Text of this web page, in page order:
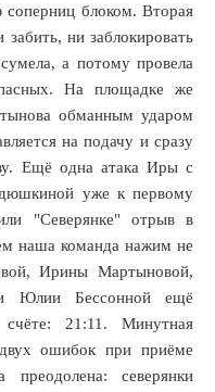
блоком. Вторая
ни заблокировать
а потому провела
На площадке же
обманным ударом
на подачу и сразу
Ещё одна атака Иры с
уже к первому
"Северянке" отрыв в
наша команда нажим не
Ирины Мартыновой,
Юлии Бессонной ещё
21:11. Минутная
ошибок при приёме
северянки